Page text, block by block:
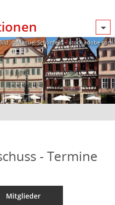
@Manuel Schönfeld – stock.adobe.com
- Termine
Mitglieder